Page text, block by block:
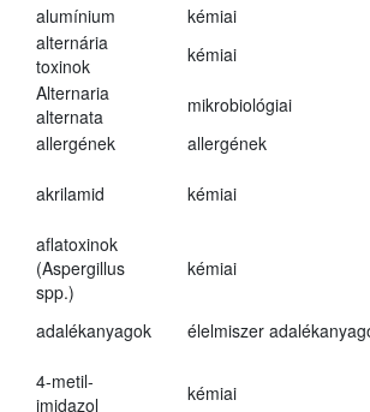
alumínium
kémiai
alternária
toxinok
kémiai
Alternaria
alternata
mikrobiológiai
allergének
allergének
akrilamid kémiai
aflatoxinok
(Aspergillus
spp.)
kémiai
adalékanyagok élelmiszer
4-metil-
imidazol
kémiai